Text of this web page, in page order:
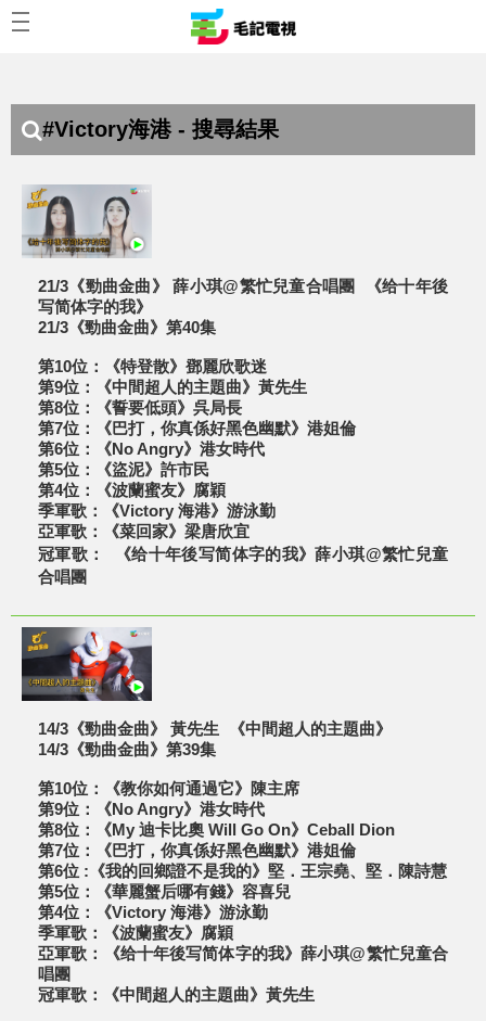
#Victory海港 - 搜尋結果
21/3《勁曲金曲》 薛小琪@繁忙兒童合唱團 《给十年後
写简体字的我》
21/3《勁曲金曲》第40集
第10位：《特登散》鄧麗欣歌迷
第9位：《中間超人的主題曲》黃先生
第8位：《誓要低頭》呉局長
第7位：《巴打，你真係好黑色幽默》港姐倫
第6位：《No Angry》港女時代
第5位：《盜泥》許市民
第4位：《波蘭蜜友》腐穎
季軍歌：《Victory 海港》游泳勤
亞軍歌：《菜回家》梁唐欣宜
冠軍歌： 《给十年後写简体字的我》薛小琪@繁忙兒童
合唱團
14/3《勁曲金曲》 黃先生 《中間超人的主題曲》
14/3《勁曲金曲》第39集
第10位：《教你如何通過它》陳主席
第9位：《No Angry》港女時代
第8位：《My 迪卡比奧 Will Go On》Ceball Dion
第7位：《巴打，你真係好黑色幽默》港姐倫
第6位 :《我的回鄉證不是我的》堅．王宗堯、堅．陳詩慧
第5位：《華麗蟹后哪有錢》容喜兒
第4位：《Victory 海港》游泳勤
季軍歌：《波蘭蜜友》腐穎
亞軍歌：《给十年後写简体字的我》薛小琪@繁忙兒童合
唱團
冠軍歌：《中間超人的主題曲》黃先生